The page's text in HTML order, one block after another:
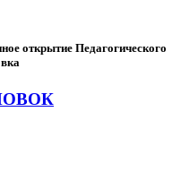
открытие Педагогического